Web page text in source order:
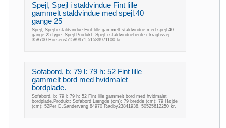
Spejl, Spejl i staldvindue Fint lille
gammelt staldvindue med spejl.40
gange 25
Spejl, Spejl i staldvindue Fint lille gammelt staldvindue med spejl.40
gange 25Type: Spejl Produkt: Spejl i staldvinduebente r.kraghsvej
358700 Horsens51589971,51589971100 kr.
Sofabord, b: 79 l: 79 h: 52 Fint lille
gammelt bord med hvidmalet
bordplade.
Sofabord, b: 79 l: 79 h: 52 Fint lille gammelt bord med hvidmalet
bordplade.Produkt: Sofabord Længde (cm): 79 bredde (cm): 79 Højde
(cm): 52Per D.Søndervang 84970 Rødby23841938, 50525612250 kr.